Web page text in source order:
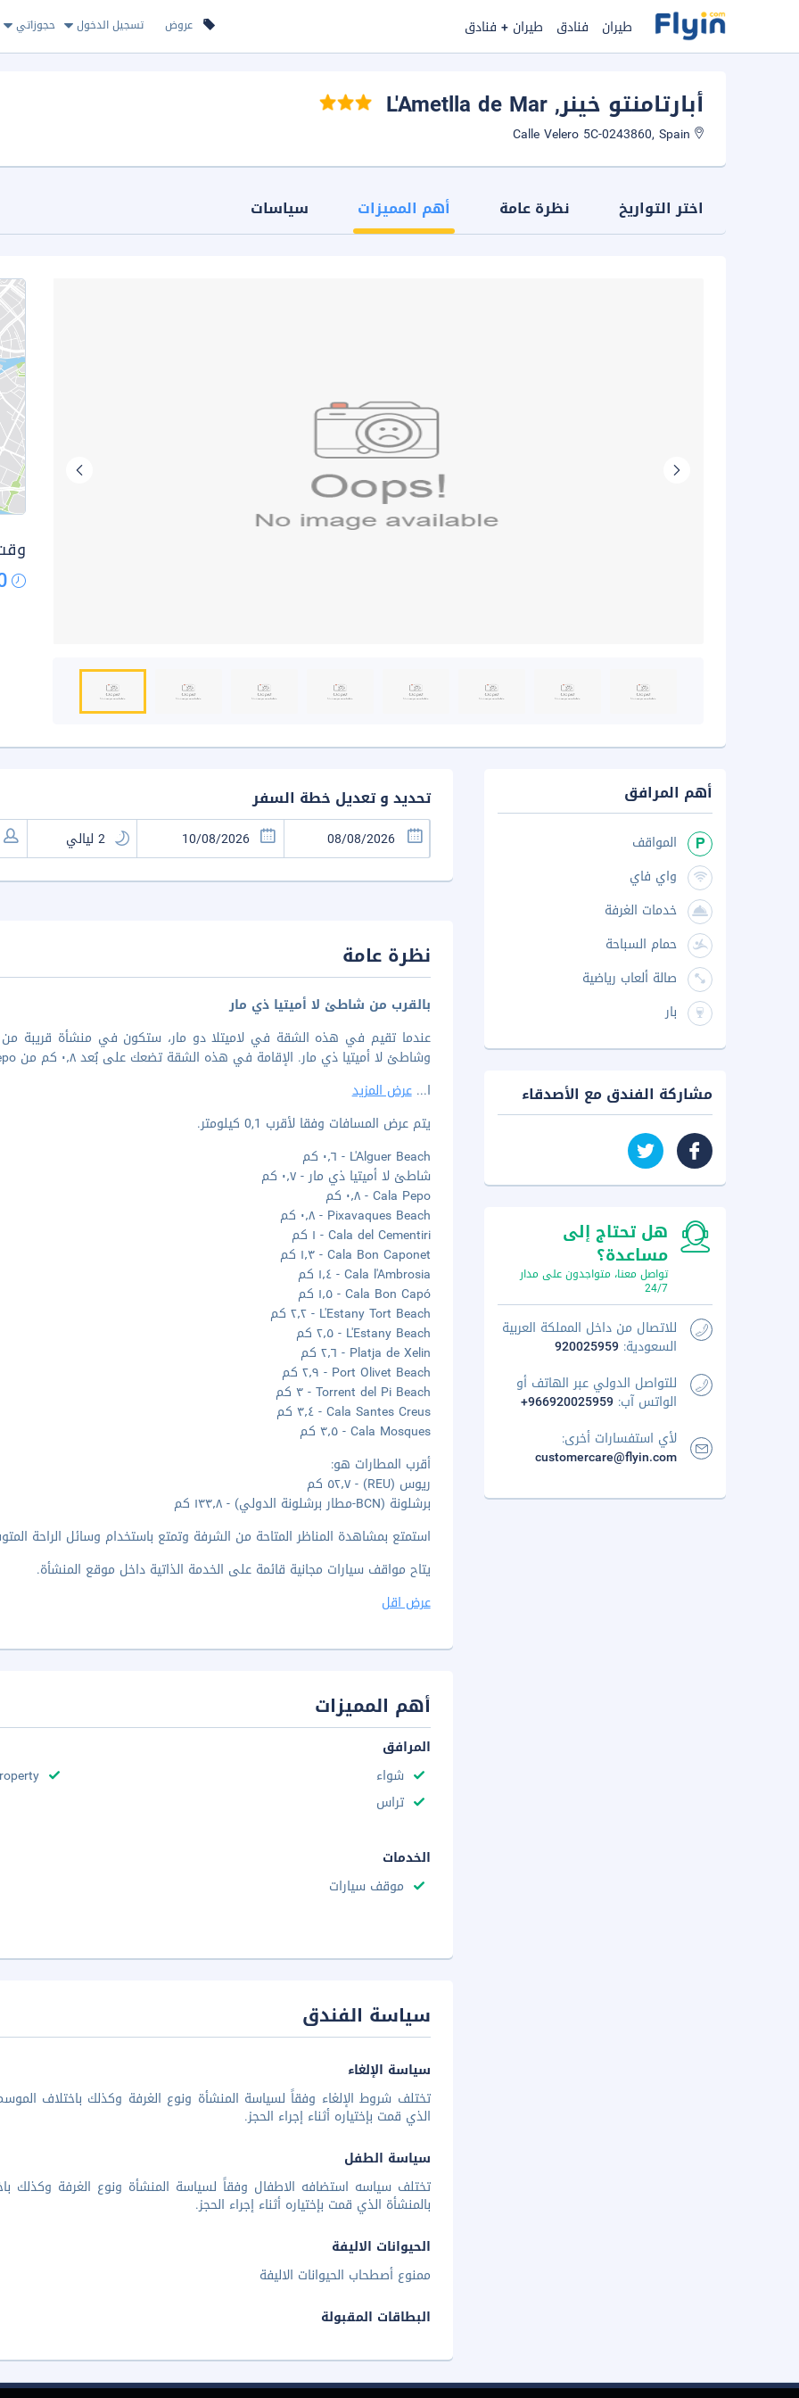
عروض تسجيل الدخول حجوزاتي طيران فنادق طيران + فنادق
أبارتامنتو خينر, L'Ametlla de Mar
اختر التواريخ نظرة عامة أهم المميزات سياسات
تحديد و تعديل خطة السفر
نظرة عامة
بالقرب من شاطئ لا أميتيا ذي مار
وشاطئ لا أميتيا ذي مار. الإقامة في هذه الشقة تضعك على بُعد ٠٫٨ كم من Cala Pepo و٠٫٩ كم من Pixavaques Beach.
ا...عرض المزيد
يتم عرض المسافات وفقا لأقرب 0,1 كيلومتر.
L'Alguer Beach - ٠٫٦ كم
شاطئ لا أميتيا ذي مار - ٠٫٧ كم
Cala Pepo - ٠٫٨ كم
Pixavaques Beach - ٠٫٨ كم
Cala del Cementiri - ١ كم
Cala Bon Caponet - ١٫٣ كم
Cala l'Ambrosia - ١٫٤ كم
Cala Bon Capó - ١٫٥ كم
L'Estany Tort Beach - ٢٫٢ كم
L'Estany Beach - ٢٫٥ كم
Platja de Xelin - ٢٫٦ كم
Port Olivet Beach - ٢٫٩ كم
Torrent del Pi Beach - ٣ كم
Cala Santes Creus - ٣٫٤ كم
Cala Mosques - ٣٫٥ كم
أقرب المطارات هو:
ريوس (REU) - ٥٢٫٧ كم
برشلونة (BCN-مطار برشلونة الدولي) - ١٣٣٫٨ كم
استمتع بمشاهدة المناظر المتاحة من الشرفة وتمتع باستخدام وسائل الراحة
يتاح مواقف سيارات مجانية قائمة على الخدمة الذاتية داخل موقع المنشأة.
عرض اقل
أهم المميزات
المرافق
شواء
تراس
الخدمات
موقف سيارات
سياسة الفندق
سياسة الإلغاء
تختلف شروط الإلغاء وفقاً لسياسة المنشأة ونوع الغرفة وكذلك باختلاف
الذي قمت بإختياره أثناء إجراء الحجز.
سياسة الطفل
تختلف سياسه استضافه الاطفال وفقاً لسياسة المنشأة ونوع الغرفة وكذلك
بالمنشأة الذي قمت بإختياره أثناء إجراء الحجز.
الحيوانات الاليفة
ممنوع أصطحاب الحيوانات الاليفة
البطاقات المقبولة
أهم المرافق
المواقف
واي فاي
خدمات الغرفة
حمام السباحة
صالة ألعاب رياضية
بار
مشاركة الفندق مع الأصدقاء
هل تحتاج إلى
مساعدة؟
تواصل معنا، متواجدون على مدار
24/7
للاتصال من داخل المملكة العربية
السعودية: 920025959
للتواصل الدولي عبر الهاتف أو
الواتس آب: +966920025959
لأي استفسارات أخرى:
customercare@flyin.com